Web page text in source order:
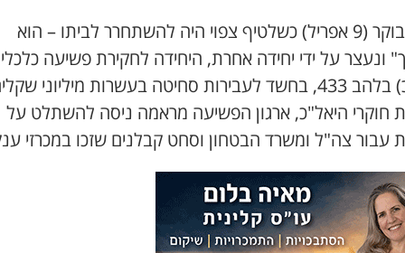
ואז, הבוקר (9 אפריל) כשלטיף צפוי היה להשתחרר לביתו – הוא
ונעצר על ידי יחידה אחרת, היחידה לחקירת פשיעה
(יאל"כ) בלהב 433, בחשד לעבירות סחיטה בעשרות מיליוני
חוקרי היאל"כ, ארגון הפשיעה מראמה ניסה להשתלט על
עבור צה"ל ומשרד הבטחון וסחט קבלנים שזכו במכרזי